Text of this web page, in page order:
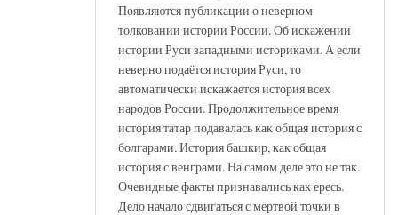
Появляются публикации о неверном
толковании истории России. Об искажении
истории Руси западными историками. А если
неверно подаётся история Руси, то
автоматически искажается история всех
народов России. Продолжительное время
история татар подавалась как общая история с
болгарами. История башкир, как общая
история с венграми. На самом деле это не так.
Очевидные факты признавались как ересь.
Дело начало сдвигаться с мёртвой точки в